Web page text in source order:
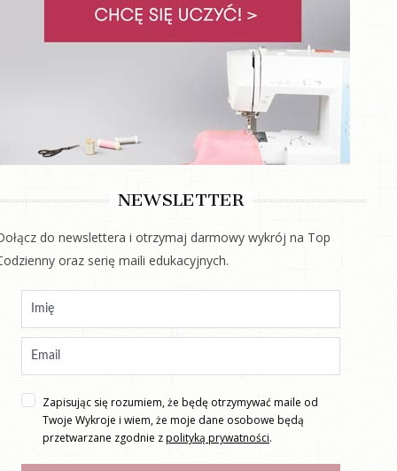
NEWSLETTER
do newslettera i otrzymaj darmowy wykrój na Top
oraz serię maili edukacyjnych.
Zapisując się rozumiem, że będę otrzymywać maile od
Twoje Wykroje i wiem, że moje dane osobowe będą
przetwarzane zgodnie zpolityką prywatności.